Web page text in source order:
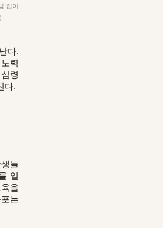
집이
다.
력
령
다.
들
일
을
는